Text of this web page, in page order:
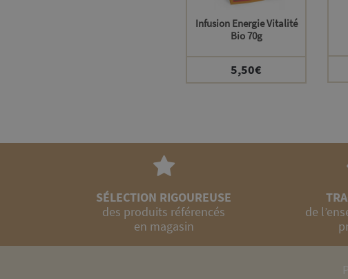
Infusion Energie Vitalité
Bio 70g
5,50€
SÉLECTION RIGOUREUSE
des produits référencés
en magasin
de